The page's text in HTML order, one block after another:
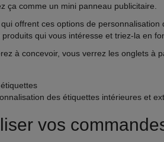
ça comme un mini panneau publicitaire.
offrent ces options de
qui vous intéresse et triez-la en
à concevoir, vous verrez les onglets à
des étiquettes intérieures et
vos